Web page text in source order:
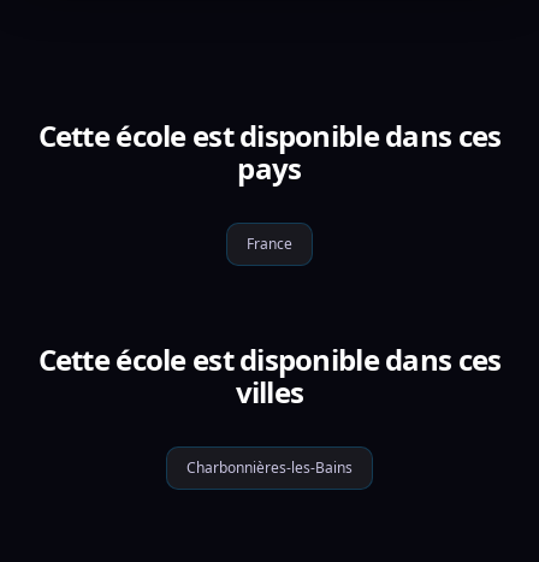
Cette école est disponible dans ces
pays
France
Cette école est disponible dans ces
villes
Charbonnières-les-Bains